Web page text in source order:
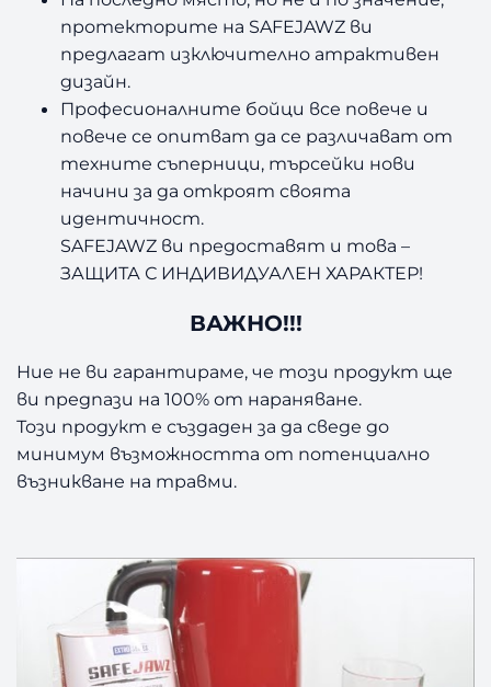
протекторите на SAFEJAWZ ви
предлагат изключително атрактивен
дизайн.
Професионалните бойци все повече и
повече се опитват да се различават от
техните съперници, търсейки нови
начини за да откроят своята
идентичност.
SAFEJAWZ ви предоставят и това –
ЗАЩИТА С ИНДИВИДУАЛЕН ХАРАКТЕР!
ВАЖНО!!!
Ние не ви гарантираме, че този продукт ще
ви предпази на 100% от нараняване.
Този продукт е създаден за да сведе до
минимум възможността от потенциално
възникване на травми.